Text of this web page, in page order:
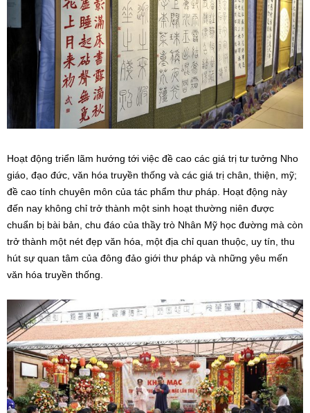
Hoạt động triển lãm hướng tới việc đề cao các giá trị tư tưởng Nho
giáo, đạo đức, văn hóa truyền thống và các giá trị chân, thiện, mỹ;
đề cao tính chuyên môn của tác phẩm thư pháp. Hoạt động này
đến nay không chỉ trở thành một sinh hoạt thường niên được
chuẩn bị bài bản, chu đáo của thầy trò Nhân Mỹ học đường mà còn
trở thành một nét đẹp văn hóa, một địa chỉ quan thuộc, uy tín, thu
hút sự quan tâm của đông đảo giới thư pháp và những yêu mến
văn hóa truyền thống.